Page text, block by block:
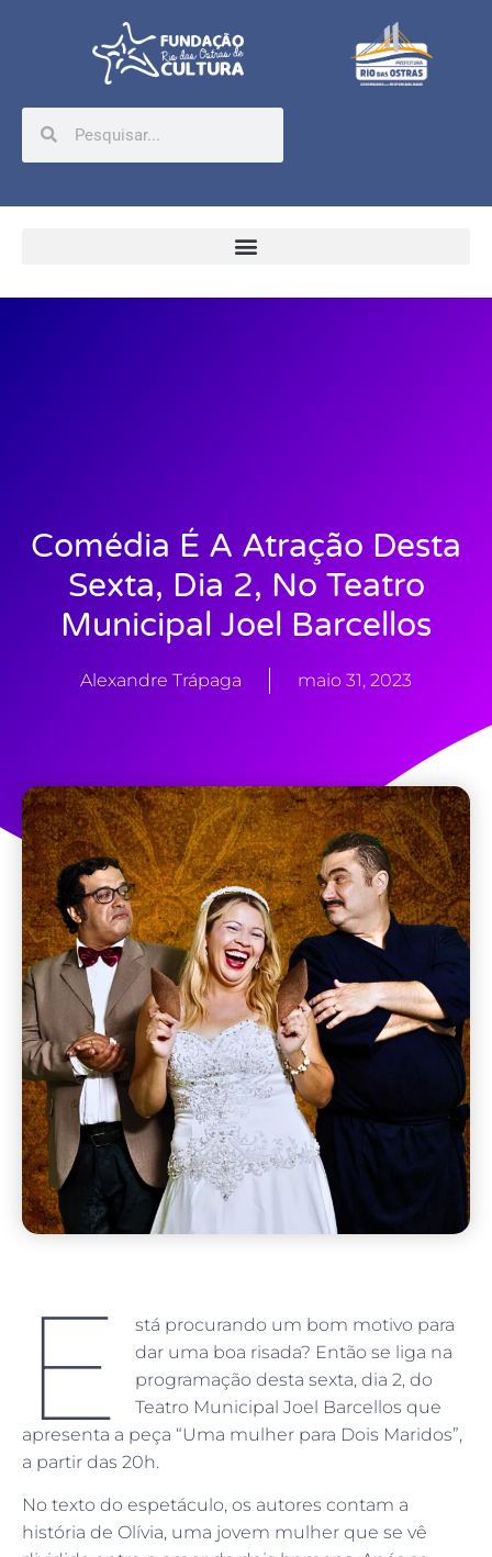
Comédia É A Atração Desta
Sexta, Dia 2, No Teatro
Municipal Joel Barcellos
Alexandre Trápaga maio 31, 2023
E
stá procurando um bom motivo para
dar uma boa risada? Então se liga na
programação desta sexta, dia 2, do
Teatro Municipal Joel Barcellos que
apresenta a peça “Uma mulher para Dois Maridos”,
a partir das 20h.
No texto do espetáculo, os autores contam a
história de Olívia, uma jovem mulher que se vê